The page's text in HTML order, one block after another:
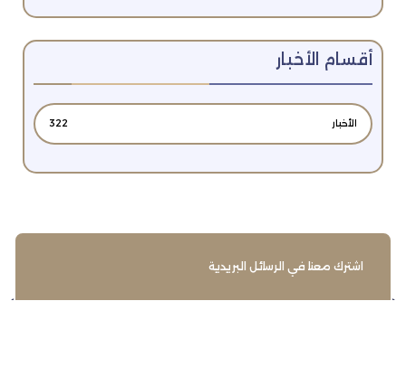
أقسام الأخبار
الأخبار 322
اشترك معنا في الرسائل البريدية